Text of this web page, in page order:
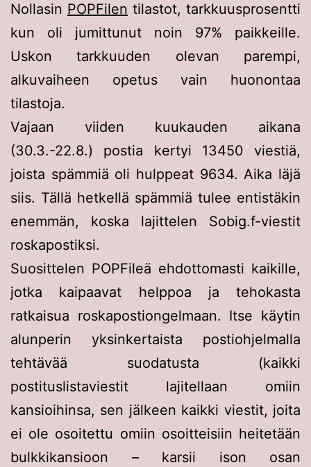
Nollasin POPFilen tilastot, tarkkuusprosentti
kun oli jumittunut noin 97% paikkeille.
Uskon tarkkuuden olevan parempi,
alkuvaiheen opetus vain huonontaa
tilastoja.
Vajaan viiden kuukauden aikana
(30.3.-22.8.) postia kertyi 13450 viestiä,
joista spämmiä oli hulppeat 9634. Aika läjä
siis. Tällä hetkellä spämmiä tulee entistäkin
enemmän, koska lajittelen Sobig.f-viestit
roskapostiksi.
Suosittelen POPFileä ehdottomasti kaikille,
jotka kaipaavat helppoa ja tehokasta
ratkaisua roskapostiongelmaan. Itse käytin
alunperin yksinkertaista postiohjelmalla
tehtävää suodatusta (kaikki
postituslistaviestit lajitellaan omiin
kansioihinsa, sen jälkeen kaikki viestit, joita
ei ole osoitettu omiin osoitteisiin heitetään
bulkkikansioon – karsii ison osan